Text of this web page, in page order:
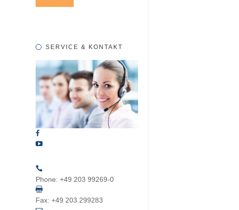
SERVICE & KONTAKT
Phone: +49 203 99269-0
Fax: +49 203 299283